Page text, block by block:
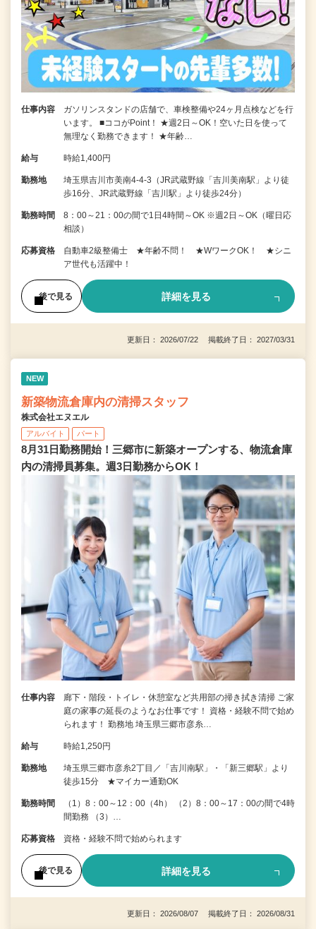
仕事内容
ガソリンスタンドの店舗で、車検整備や24ヶ月点検などを行
います。 ■ココがPoint！ ★週2日～OK！空いた日を使って
無理なく勤務できます！ ★年齢…
給与 時給1,400円
勤務地
埼玉県吉川市美南4-4-3（JR武蔵野線「吉川美南駅」より徒
歩16分、JR武蔵野線「吉川駅」より徒歩24分）
勤務時間
8：00～21：00の間で1日4時間～OK ※週2日～OK（曜日応
相談）
応募資格
自動車2級整備士 ★年齢不問！ ★WワークOK！ ★シニ
ア世代も活躍中！
後で見る 詳細を見る
更新日： 2026/07/22 掲載終了日： 2027/03/31
NEW
新築物流倉庫内の清掃スタッフ
株式会社エヌエル
アルバイト パート
8月31日勤務開始！三郷市に新築オープンする、物流倉庫
内の清掃員募集。週3日勤務からOK！
仕事内容
廊下・階段・トイレ・休憩室など共用部の掃き拭き清掃 ご家
庭の家事の延長のようなお仕事です！ 資格・経験不問で始め
られます！ 勤務地 埼玉県三郷市彦糸…
給与 時給1,250円
勤務地
埼玉県三郷市彦糸2丁目／「吉川南駅」・「新三郷駅」より
徒歩15分 ★マイカー通勤OK
勤務時間
（1）8：00～12：00（4h） （2）8：00～17：00の間で4時
間勤務 （3）…
応募資格 資格・経験不問で始められます
後で見る 詳細を見る
更新日： 2026/08/07 掲載終了日： 2026/08/31